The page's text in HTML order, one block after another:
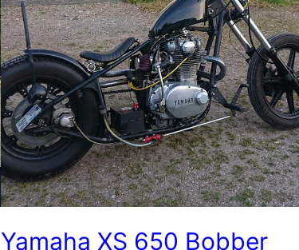
Yamaha XS 650 Bobber